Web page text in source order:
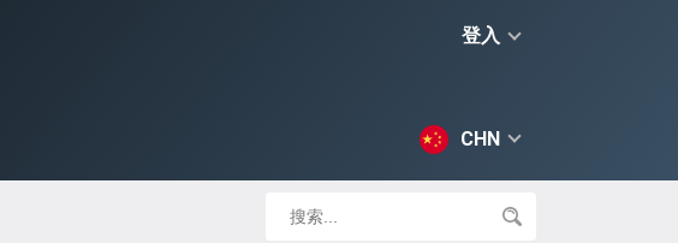
登入
CHN